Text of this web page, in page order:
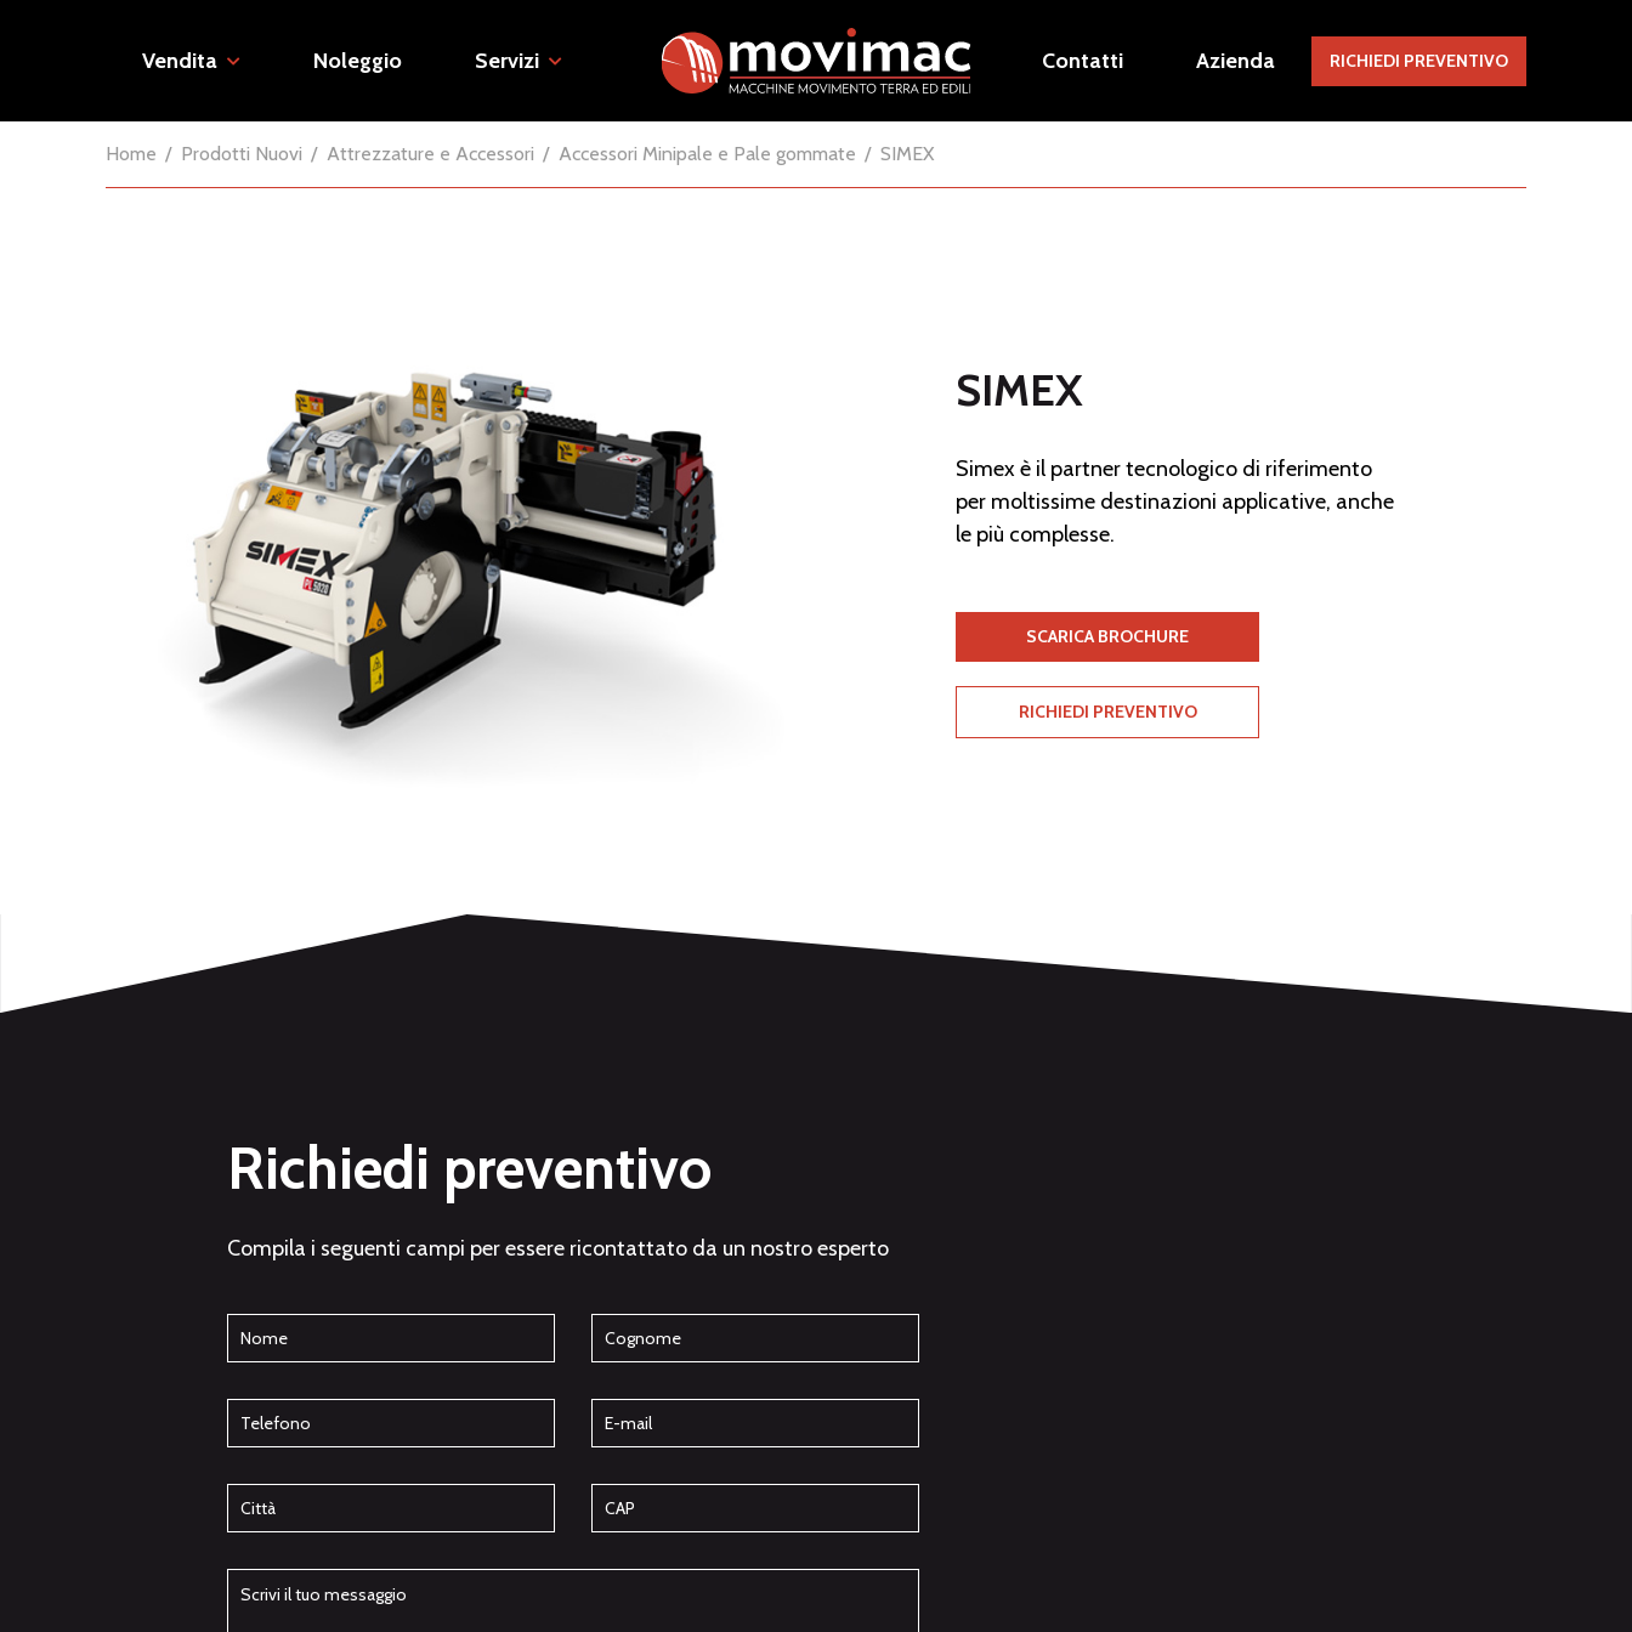
Vendita Noleggio Servizi Contatti Azienda RICHIEDI PREVENTIVO
Home Prodotti Nuovi Attrezzature e Accessori Accessori Minipale e Pale gommate SIMEX
SIMEX
Simex è il partner tecnologico di riferimento
per moltissime destinazioni applicative, anche
le più complesse.
SCARICA BROCHURE
RICHIEDI PREVENTIVO
Richiedi preventivo
Compila i seguenti campi per essere ricontattato da un nostro esperto